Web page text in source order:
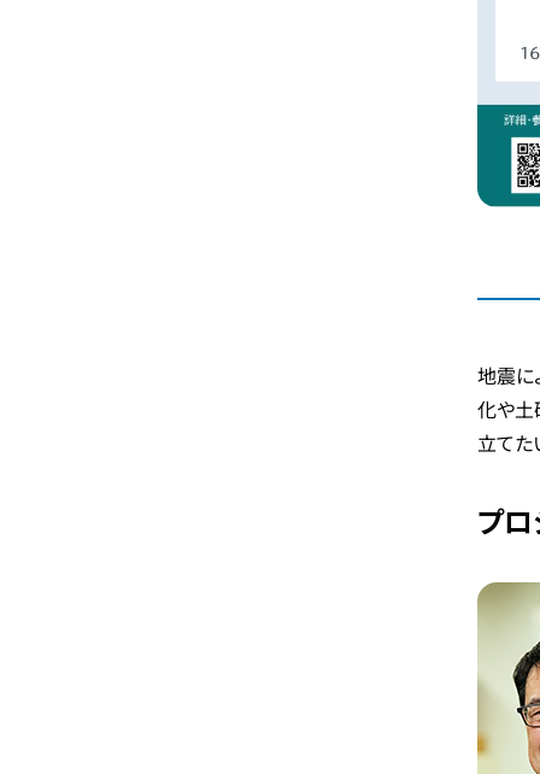
地震に
化や土
立てた
プ